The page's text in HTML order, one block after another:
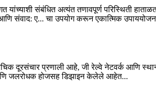
संबंधित अत्यंत तणावपूर्ण परिस्थिती
संवाद: ए... चा उपयोग करून एकात्मिक
दूरसंचार प्रणाली आहे, जी रेल्वे नेटवर्क आणि
जलरोधक होजसह डिझाइन केलेले आहेत...